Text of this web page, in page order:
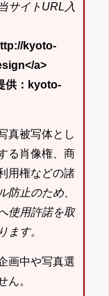
サイトURL入
kyoto-
a>
供：kyoto-
真被写体とし
る肖像権、商
用権などの諸
防止のため、
使用許諾を取
ます。
画中や写真選
ん。